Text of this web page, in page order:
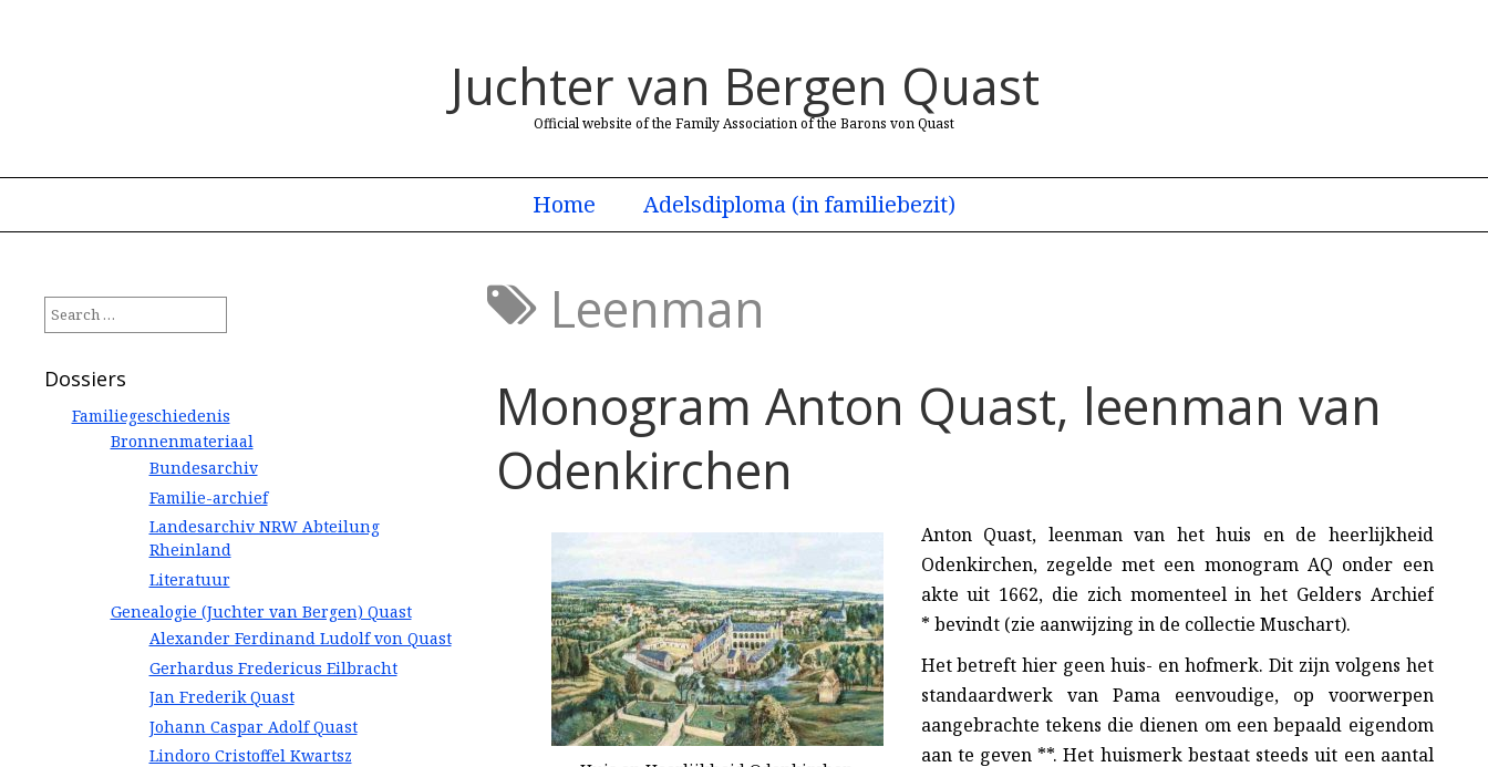
Juchter van Bergen Quast
Official website of the Family Association of the Barons von Quast
Home Adelsdiploma (in familiebezit)
Leenman
Monogram Anton Quast, leenman van
Odenkirchen
Anton Quast, leenman van het huis en de heerlijkheid
Odenkirchen, zegelde met een monogram AQ onder een
akte uit 1662, die zich momenteel in het Gelders Archief
* bevindt (zie aanwijzing in de collectie Muschart).
Het betreft hier geen huis- en hofmerk. Dit zijn volgens het
standaardwerk van Pama eenvoudige, op voorwerpen
aangebrachte tekens die dienen om een bepaald eigendom
aan te geven **. Het huismerk bestaat steeds uit een aantal
for:
Dossiers
Familiegeschiedenis
Bronnenmateriaal
Bundesarchiv
Familie-archief
Landesarchiv NRW Abteilung
Rheinland
Literatuur
Genealogie (Juchter van Bergen) Quast
Alexander Ferdinand Ludolf von Quast
Gerhardus Fredericus Eilbracht
Jan Frederik Quast
Johann Caspar Adolf Quast
Lindoro Cristoffel Kwartsz